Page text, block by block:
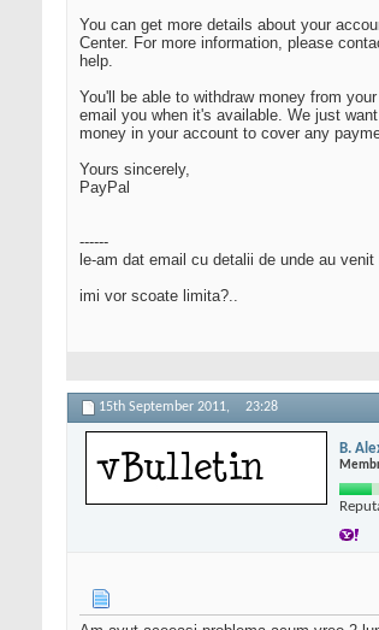
You can get more details about your
Center. For more information, please
help.
You'll be able to withdraw money from
email you when it's available. We just
money in your account to cover any
Yours sincerely,
PayPal
------
le-am dat email cu detalii de unde au
imi vor scoate limita?..
15th September 2011, 23:28
B.